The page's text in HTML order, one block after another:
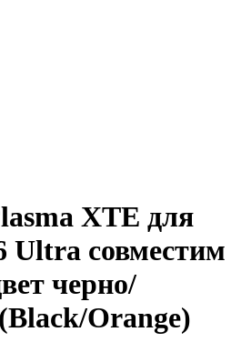
XTE для
Ultra совместим
черно/
Orange)